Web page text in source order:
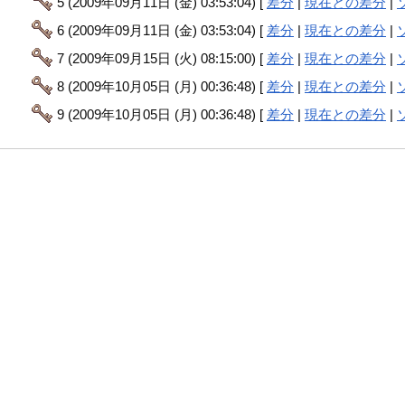
6 (2009年09月11日 (金) 03:53:04) [ 差分 |現在との差分 |
7 (2009年09月15日 (火) 08:15:00) [ 差分 |現在との差分 |
8 (2009年10月05日 (月) 00:36:48) [ 差分 |現在との差分 |
9 (2009年10月05日 (月) 00:36:48) [ 差分 |現在との差分 |